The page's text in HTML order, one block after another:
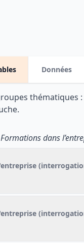
Données
thématiques
dans